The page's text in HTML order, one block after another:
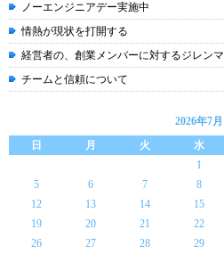
ノーエンジニアデー実施中
情熱が現状を打開する
経営者の、創業メンバーに対するジレンマ
チームと信頼について
2026年7月
日
月 火 水
1
5
6 7 8
12
13 14 15
19
20 21 22
26
27 28 29